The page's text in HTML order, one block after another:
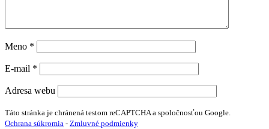
Meno *
E-mail *
Adresa webu
Táto stránka je chránená testom reCAPTCHA a spoločnosťou Google.
Ochrana súkromia - Zmluvné podmienky